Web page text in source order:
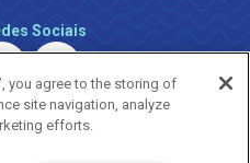
Sociais
you agree to the storing of
site navigation, analyze
efforts.